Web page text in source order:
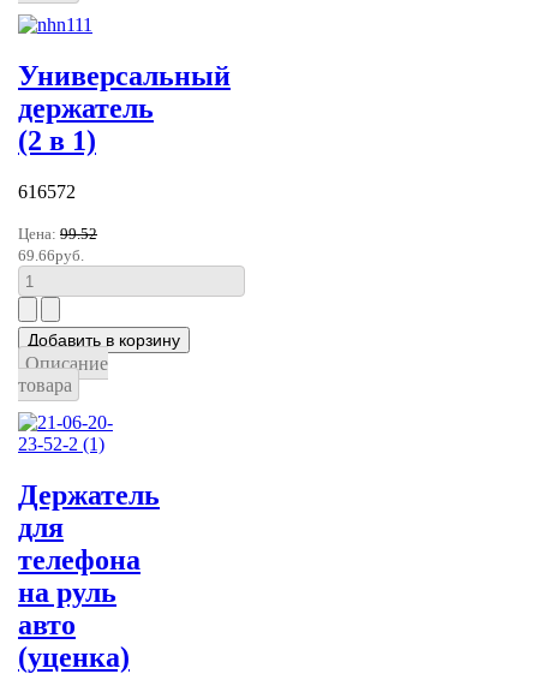
Универсальный
держатель
(2 в 1)
616572
Цена: 99.52
69.66руб.
Описание
товара
Держатель
для
телефона
на руль
авто
(уценка)